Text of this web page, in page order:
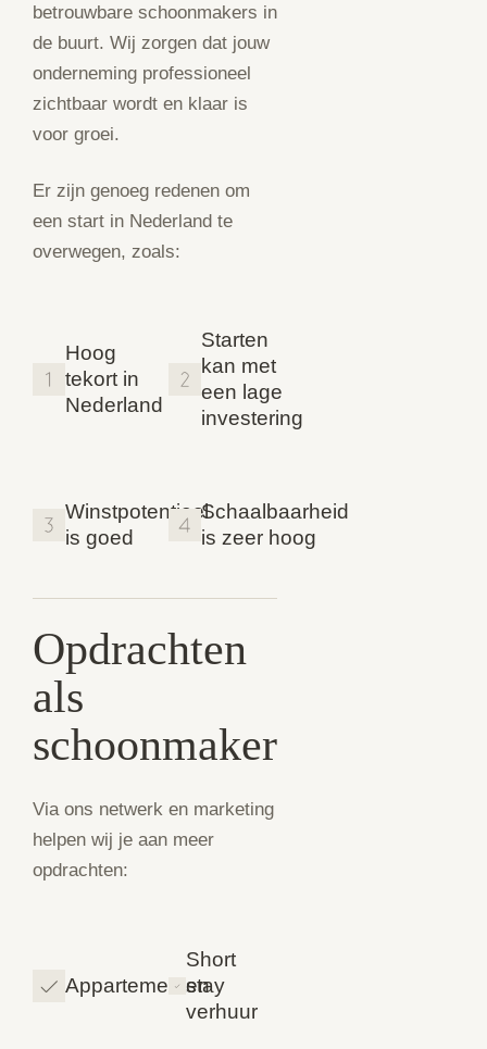
betrouwbare schoonmakers in
de buurt. Wij zorgen dat jouw
onderneming professioneel
zichtbaar wordt en klaar is
voor groei.
Er zijn genoeg redenen om
een start in Nederland te
overwegen, zoals:
Hoog
tekort in
Nederland
Starten
kan met
een lage
investering
Winstpotentieel
is goed
Schaalbaarheid
is zeer hoog
Opdrachten
als
schoonmaker
Via ons netwerk en marketing
helpen wij je aan meer
opdrachten:
Appartementen
Short
stay
verhuur